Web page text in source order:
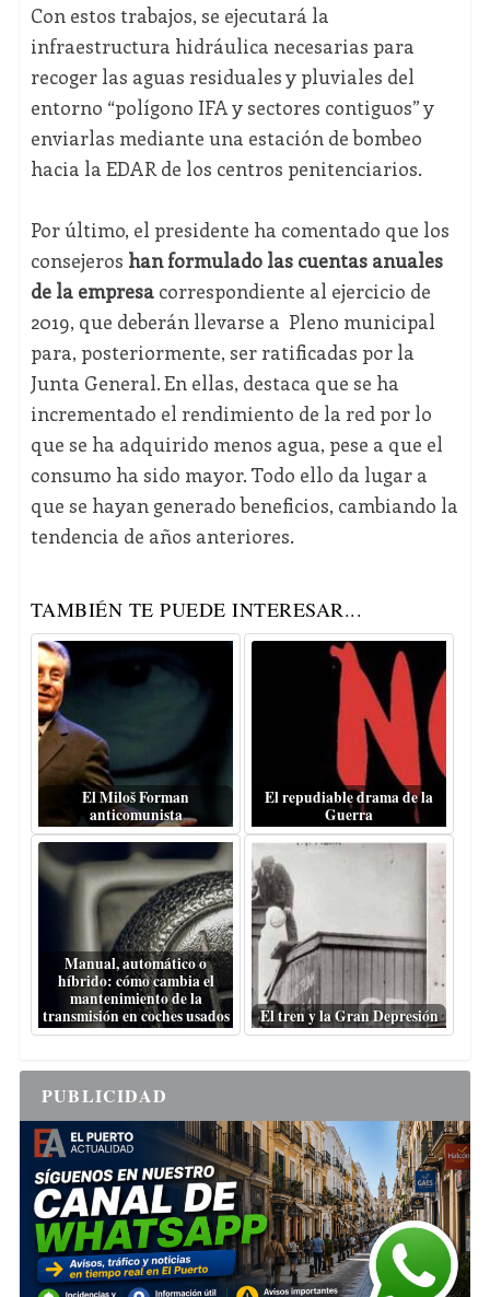
Con estos trabajos, se ejecutará la
infraestructura hidráulica necesarias para
recoger las aguas residuales y pluviales del
entorno “polígono IFA y sectores contiguos” y
enviarlas mediante una estación de bombeo
hacia la EDAR de los centros penitenciarios.
Por último, el presidente ha comentado que los
consejeros han formulado las cuentas anuales
de la empresacorrespondiente al ejercicio de
2019, que deberán llevarse a Pleno municipal
para, posteriormente, ser ratificadas por la
Junta General. En ellas, destaca que se ha
incrementado el rendimiento de la red por lo
que se ha adquirido menos agua, pese a que el
consumo ha sido mayor. Todo ello da lugar a
que se hayan generado beneficios, cambiando la
tendencia de años anteriores.
TAMBIÉN TE PUEDE INTERESAR...
El Miloš Forman
anticomunista
El repudiable drama de la
Guerra
Manual, automático o
híbrido: cómo cambia el
mantenimiento de la
transmisión en coches usados
El tren y la Gran Depresión
PUBLICIDAD